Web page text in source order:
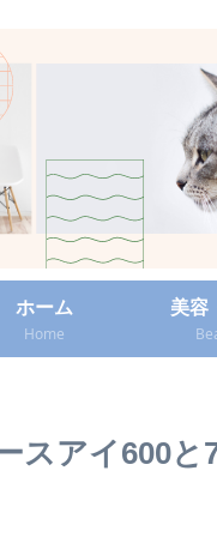
ホーム
Home
美容
スアイ600